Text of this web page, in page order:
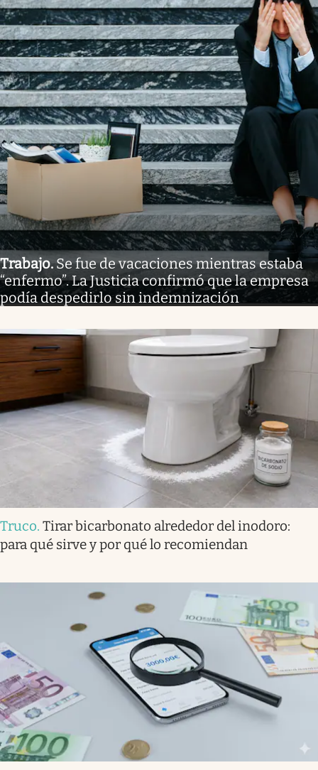
Trabajo.Se fue de vacaciones mientras estaba
“enfermo”. La Justicia confirmó que la empresa
podía despedirlo sin indemnización
Truco. Tirar bicarbonato alrededor del inodoro:
para qué sirve y por qué lo recomiendan